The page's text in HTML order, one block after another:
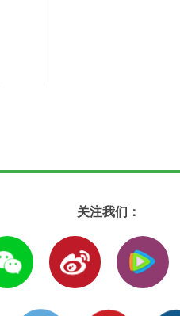
关注我们：